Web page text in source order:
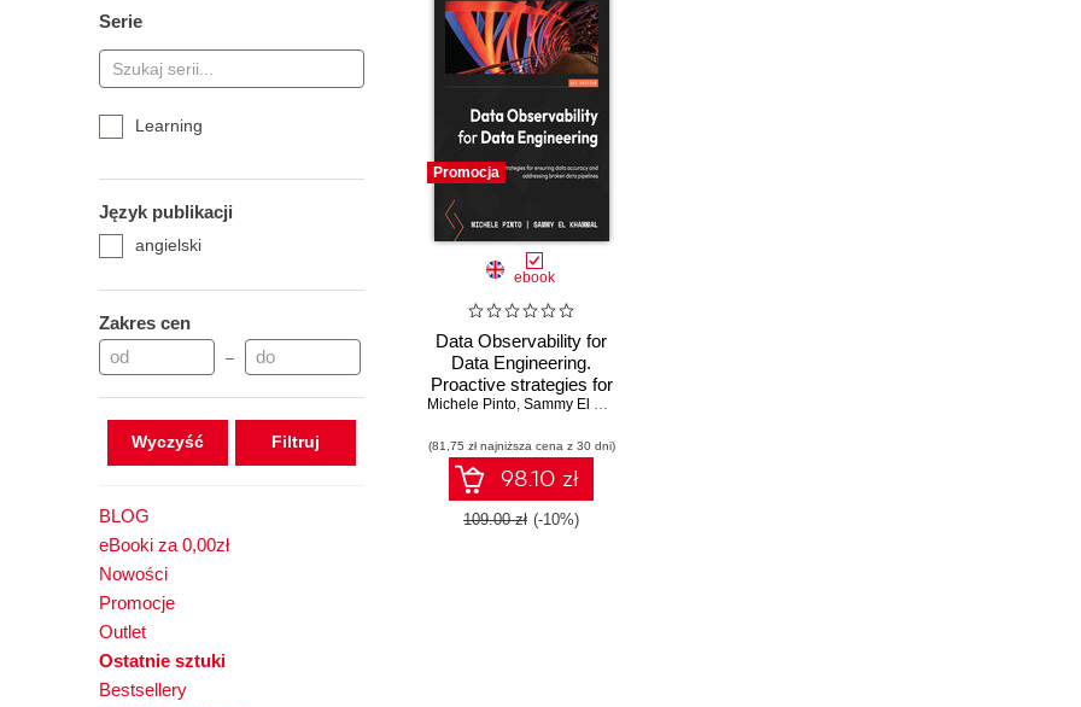
Serie
Learning
Język publikacji
angielski
Zakres cen
–
Wyczyść
BLOG
eBooki za 0,00zł
Nowości
Promocje
Outlet
Ostatnie sztuki
Bestsellery
Promocja
ebook
Data Observability for
Data Engineering.
Proactive strategies for
ensuring data accuracy
data pipelines
Michele Pinto, Sammy El Khammal
(81,75 zł najniższa cena z 30 dni)
98.10 zł
109.00 zł (-10%)